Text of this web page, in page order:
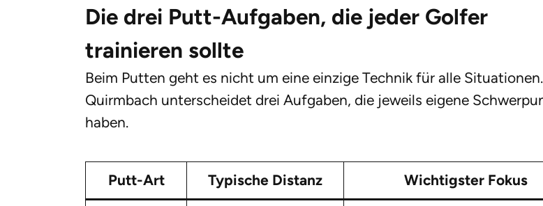
Die drei Putt-Aufgaben, die jeder Golfer
trainieren sollte
Beim Putten geht es nicht um eine einzige Technik für alle Situationen.
Quirmbach unterscheidet drei Aufgaben, die jeweils eigene
haben.
Putt-Art Typische Distanz Wichtigster Fokus